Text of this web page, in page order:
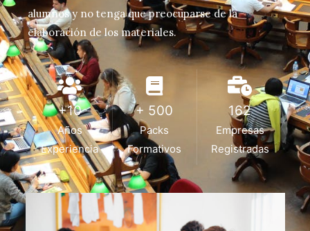
alumnos y no tenga que preocuparse de la
elaboración de los materiales.
+10
Años
Experiencia
+ 500
Packs
Formativos
162
Empresas
Registradas